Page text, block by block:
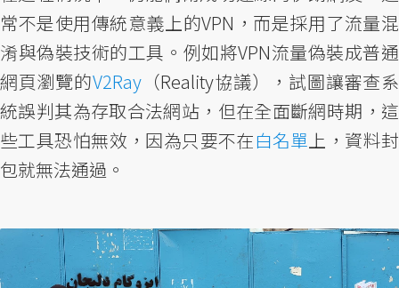
常不是使用傳統意義上的VPN，而是採用了流量混
淆與偽裝技術的工具。例如將VPN流量偽裝成普通
網頁瀏覽的V2Ray（Reality協議），試圖讓審查系
統誤判其為存取合法網站，但在全面斷網時期，這
些工具恐怕無效，因為只要不在白名單上，資料封
包就無法通過。